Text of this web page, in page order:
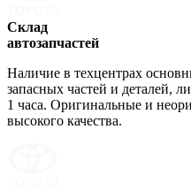
Склад
автозапчастей
Наличие в техцентрах
запасных частей и деталей,
1 часа. Оригинальные и
высокого качества.